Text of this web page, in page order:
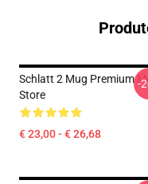
Schlatt 2 Mug Premium
Store
€ 23,00 - € 26,68
-